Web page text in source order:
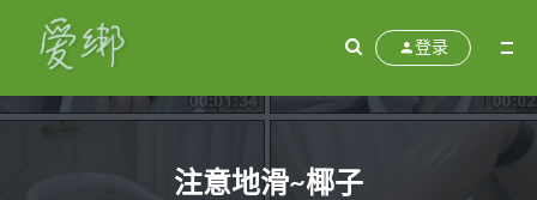
登录
注意地滑~椰子